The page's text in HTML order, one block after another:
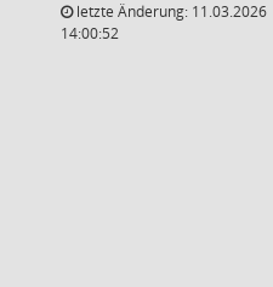
letzte Änderung: 11.03.2026
14:00:52